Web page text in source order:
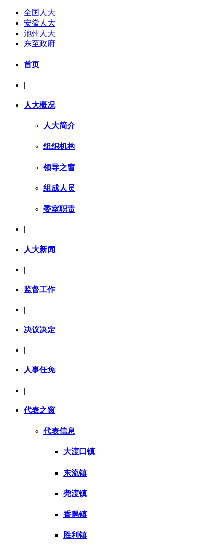
全国人大 |
安徽人大 |
池州人大 |
东至政府
首页
|
人大概况
人大简介
组织机构
领导之窗
组成人员
委室职责
|
人大新闻
|
监督工作
决议决定
|
人事任免
|
代表之窗
代表信息
大渡口镇
东流镇
尧渡镇
香隅镇
胜利镇